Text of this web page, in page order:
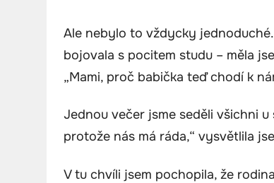
Ale nebylo to vždycky
bojovala s pocitem studu – měla
„Mami, proč babička teď chodí k
Jednou večer jsme seděli všichni
protože nás má ráda,“ vysvětlila
V tu chvíli jsem pochopila, že